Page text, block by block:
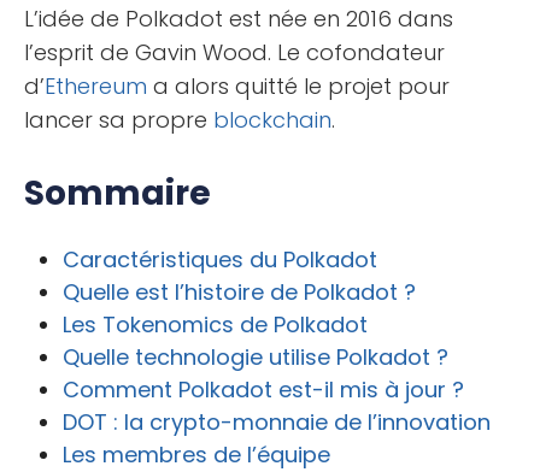
L’idée de Polkadot est née en 2016 dans
l’esprit de Gavin Wood. Le cofondateur
d’Ethereum a alors quitté le projet pour
lancer sa propre blockchain.
Sommaire
Caractéristiques du Polkadot
Quelle est l’histoire de Polkadot ?
Les Tokenomics de Polkadot
Quelle technologie utilise Polkadot ?
Comment Polkadot est-il mis à jour ?
DOT : la crypto-monnaie de l’innovation
Les membres de l’équipe